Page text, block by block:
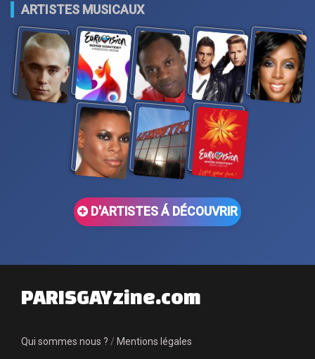
ARTISTES MUSICAUX
D'ARTISTES Á DÉCOUVRIR
PARISGAYzine.com
Qui sommes nous ? / Mentions légales